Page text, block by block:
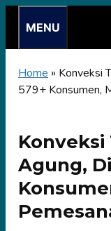
content
MENU
Home » Konveksi
579+ Konsumen,
Konveksi
Agung,